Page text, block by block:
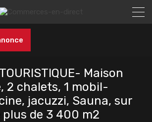
Maison
2 chalets, 1 mobil-
jacuzzi, Sauna, sur
de 3 400 m2